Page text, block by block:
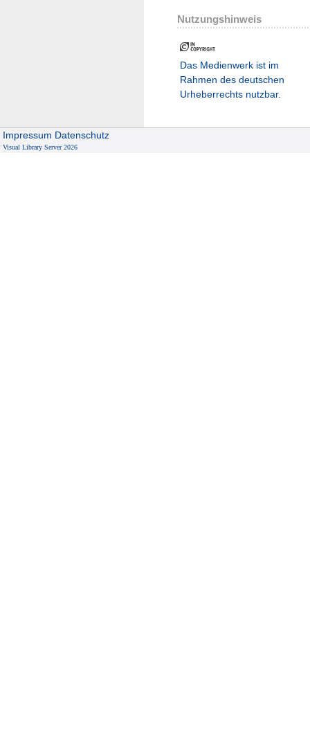
Nutzungshinweis
Das Medienwerk ist im
Rahmen des deutschen
Urheberrechts nutzbar.
Impressum Datenschutz
Visual Library Server 2026